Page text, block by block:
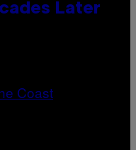
Later